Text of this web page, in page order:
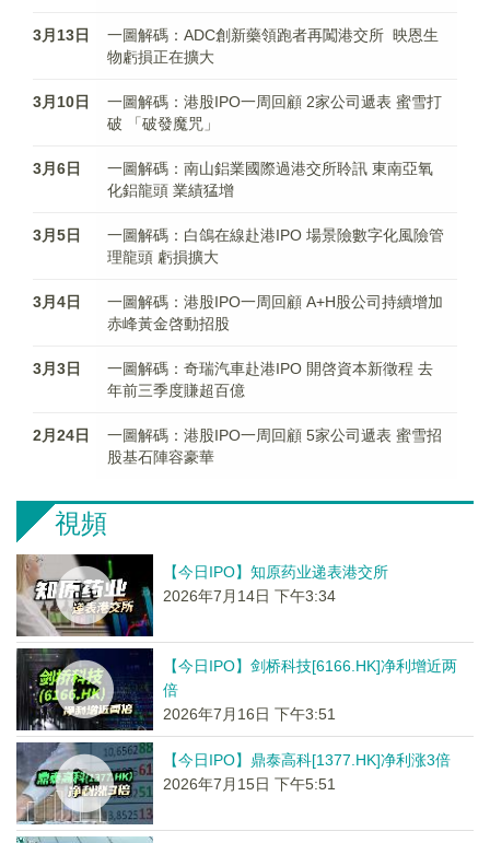
3月13日
一圖解碼：ADC創新藥領跑者再闖港交所 映恩生
物虧損正在擴大
3月10日
一圖解碼：港股IPO一周回顧 2家公司遞表 蜜雪打
破 「破發魔咒」
3月6日
一圖解碼：南山鋁業國際過港交所聆訊 東南亞氧
化鋁龍頭 業績猛增
3月5日
一圖解碼：白鴿在線赴港IPO 場景險數字化風險管
理龍頭 虧損擴大
3月4日
一圖解碼：港股IPO一周回顧 A+H股公司持續增加
赤峰黃金啓動招股
3月3日
一圖解碼：奇瑞汽車赴港IPO 開啓資本新徵程 去
年前三季度賺超百億
2月24日
一圖解碼：港股IPO一周回顧 5家公司遞表 蜜雪招
股基石陣容豪華
視頻
【今日IPO】知原药业递表港交所
2026年7月14日 下午3:34
【今日IPO】剑桥科技[6166.HK]净利增近两
倍
2026年7月16日 下午3:51
【今日IPO】鼎泰高科[1377.HK]净利涨3倍
2026年7月15日 下午5:51